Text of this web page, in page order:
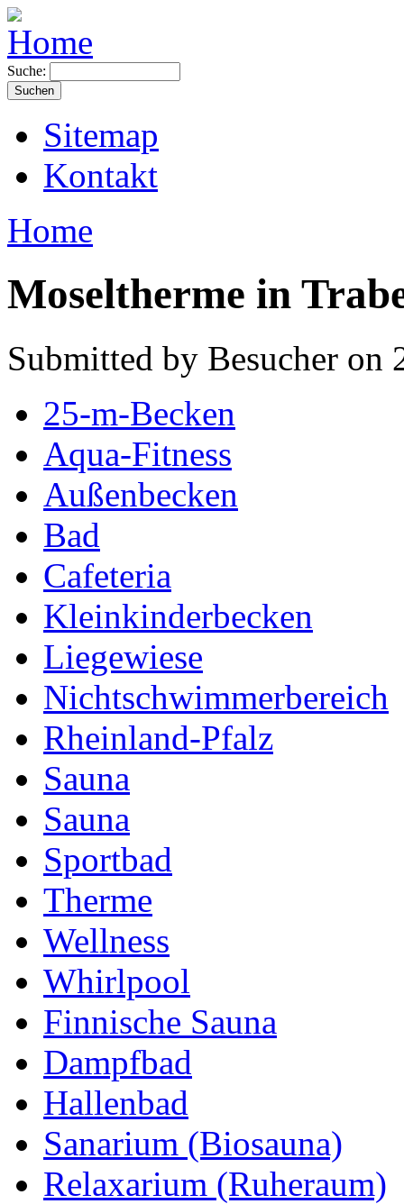
Suche:
Sitemap
Kontakt
Home
Moseltherme in
Submitted by Besucher
25-m-Becken
Aqua-Fitness
Außenbecken
Bad
Cafeteria
Kleinkinderbecken
Liegewiese
Nichtschwimmerbereich
Rheinland-Pfalz
Sauna
Sauna
Sportbad
Therme
Wellness
Whirlpool
Finnische Sauna
Dampfbad
Hallenbad
Sanarium (Biosauna)
Relaxarium (Ruheraum)